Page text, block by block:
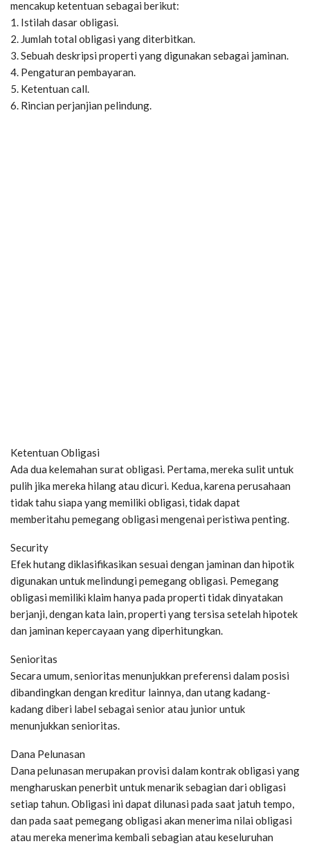
mencakup ketentuan sebagai berikut:
1. Istilah dasar obligasi.
2. Jumlah total obligasi yang diterbitkan.
3. Sebuah deskripsi properti yang digunakan sebagai jaminan.
4. Pengaturan pembayaran.
5. Ketentuan call.
6. Rincian perjanjian pelindung.
Ketentuan Obligasi
Ada dua kelemahan surat obligasi. Pertama, mereka sulit untuk
pulih jika mereka hilang atau dicuri. Kedua, karena perusahaan
tidak tahu siapa yang memiliki obligasi, tidak dapat
memberitahu pemegang obligasi mengenai peristiwa penting.
Security
Efek hutang diklasifikasikan sesuai dengan jaminan dan hipotik
digunakan untuk melindungi pemegang obligasi. Pemegang
obligasi memiliki klaim hanya pada properti tidak dinyatakan
berjanji, dengan kata lain, properti yang tersisa setelah hipotek
dan jaminan kepercayaan yang diperhitungkan.
Senioritas
Secara umum, senioritas menunjukkan preferensi dalam posisi
dibandingkan dengan kreditur lainnya, dan utang kadang-
kadang diberi label sebagai senior atau junior untuk
menunjukkan senioritas.
Dana Pelunasan
Dana pelunasan merupakan provisi dalam kontrak obligasi yang
mengharuskan penerbit untuk menarik sebagian dari obligasi
setiap tahun. Obligasi ini dapat dilunasi pada saat jatuh tempo,
dan pada saat pemegang obligasi akan menerima nilai obligasi
atau mereka menerima kembali sebagian atau keseluruhan